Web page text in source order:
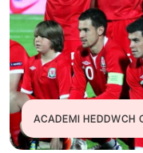
ACADEMI HEDDWCH